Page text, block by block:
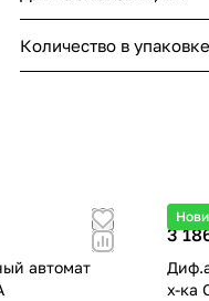
Количество в упаковке
автомат
3
х-ка